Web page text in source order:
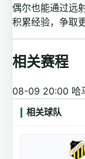
偶尔也能通过远
积累经验，争取
相关赛程
08-09 20:00 哈
相关球队